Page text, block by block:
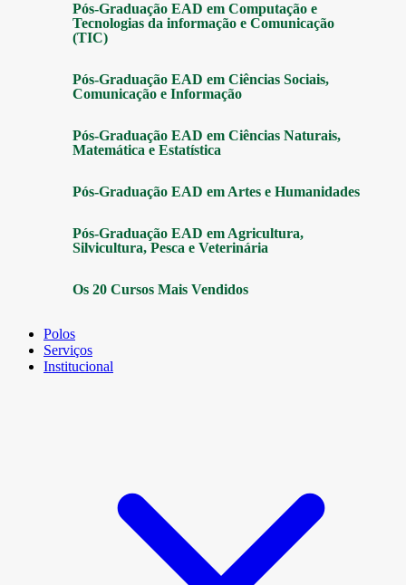
Pós-Graduação EAD em Computação e
Tecnologias da informação e Comunicação
(TIC)
Pós-Graduação EAD em Ciências Sociais,
Comunicação e Informação
Pós-Graduação EAD em Ciências Naturais,
Matemática e Estatística
Pós-Graduação EAD em Artes e Humanidades
Pós-Graduação EAD em Agricultura,
Silvicultura, Pesca e Veterinária
Os 20 Cursos Mais Vendidos
Polos
Serviços
Institucional